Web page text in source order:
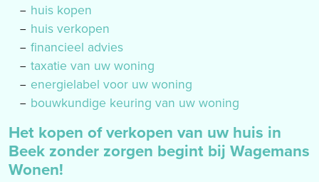
huis kopen
huis verkopen
financieel advies
taxatie van uw woning
energielabel voor uw woning
bouwkundige keuring van uw woning
Het kopen of verkopen van uw huis in
Beek zonder zorgen begint bij Wagemans
Wonen!